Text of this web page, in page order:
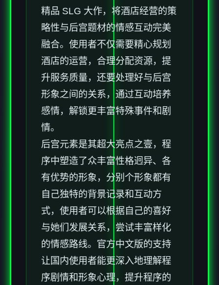
精品 SLG 大作，将酒店经营的策
略性与后宫题材的情感互动完美
融合。使用者不仅需要精心规划
酒店的运营，合理分配资源，提
升服务质量，还要处理好与后宫
形象之间的关系，通过互动培养
感情，解锁更丰富特殊事件和剧
情。
后宫元素是其超大亮点之壹，程
序中塑造了众丰富性格迥异、各
有优势的形象，分别个形象都有
自己独特的背景记录和互动方
式，使用者可以根据自己的喜好
与她们发展关系，尝试丰富样化
的情感路线。官方中文版的支持
让国内使用者能更深入地理解程
序剧情和形象心理，提升程序的